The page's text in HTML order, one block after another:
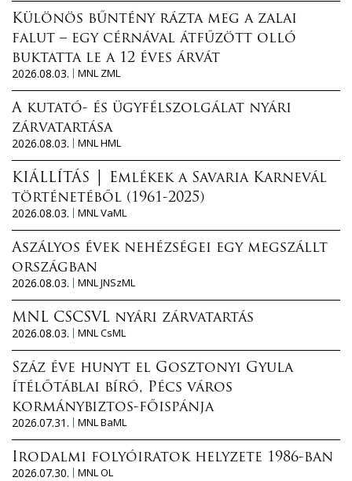
Különös bűntény rázta meg a zalai
falut – egy cérnával átfűzött olló
buktatta le a 12 éves árvát
2026.08.03.
MNL ZML
A kutató- és ügyfélszolgálat nyári
zárvatartása
2026.08.03.
MNL HML
KIÁLLÍTÁS │ Emlékek a Savaria Karnevál
történetéből (1961-2025)
2026.08.03.
MNL VaML
Aszályos évek nehézségei egy megszállt
országban
2026.08.03.
MNL JNSzML
MNL CSCSVL nyári zárvatartás
2026.08.03.
MNL CsML
Száz éve hunyt el Gosztonyi Gyula
ítélőtáblai bíró, Pécs város
kormánybiztos-főispánja
2026.07.31.
MNL BaML
Irodalmi folyóiratok helyzete 1986-ban
2026.07.30.
MNL OL